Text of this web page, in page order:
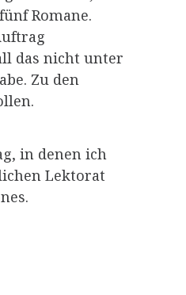
Romane.
das nicht unter
Zu den
in denen ich
Lektorat